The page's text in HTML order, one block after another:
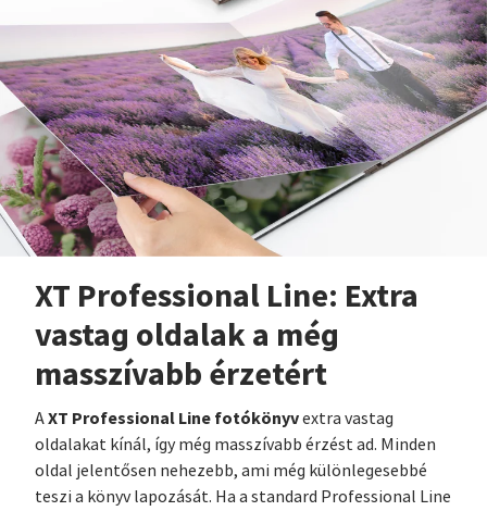
XT Professional Line: Extra
vastag oldalak a még
masszívabb érzetért
AXT Professional Line fotókönyvextra vastag
oldalakat kínál, így még masszívabb érzést ad. Minden
oldal jelentősen nehezebb, ami még különlegesebbé
teszi a könyv lapozását. Ha a standard Professional Line